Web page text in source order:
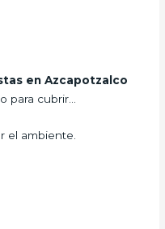
en Azcapotzalco
para cubrir…
el ambiente.